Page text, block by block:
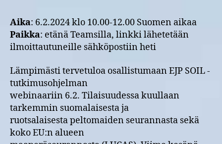
Aika: 6.2.2024 klo 10.00-12.00 Suomen aikaa
Paikka: etänä Teamsilla, linkki lähetetään
ilmoittautuneille sähköpostiin heti
Lämpimästi tervetuloa osallistumaan EJP SOIL -
tutkimusohjelman
webinaariin 6.2. Tilaisuudessa kuullaan
tarkemmin suomalaisesta ja
ruotsalaisesta peltomaiden seurannasta sekä
koko EU:n alueen